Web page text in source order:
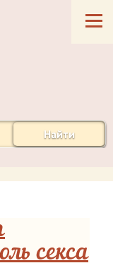
Найти
секса